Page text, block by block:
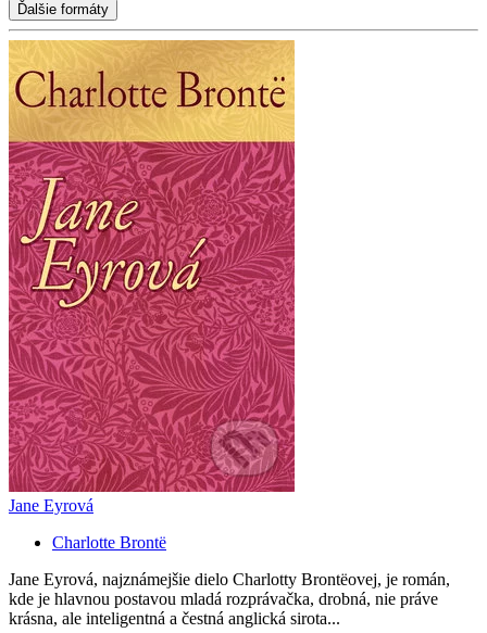
Ďalšie formáty
Jane Eyrová
Charlotte Brontë
Jane Eyrová, najznámejšie dielo Charlotty Brontëovej, je román,
kde je hlavnou postavou mladá rozprávačka, drobná, nie práve
krásna, ale inteligentná a čestná anglická sirota...